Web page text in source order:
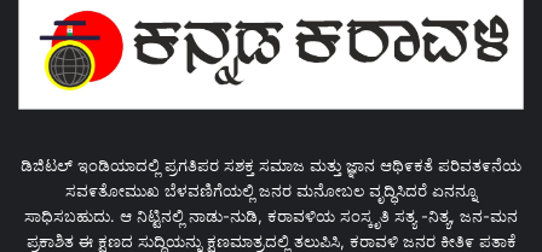
ಡಿಜಿಟಲ್ ಇಂಡಿಯಾದಲ್ಲಿ ಪ್ರಗತಿಪರ ಸಶಕ್ತ ಸಮಾಜ ಮತ್ತು ಜ್ಞಾನ ಆಥಿ೯ಕತೆ ಪರಿವತ೯ನೆಯ
ಸವ೯ತೋಮುಖ ಬೆಳವಣಿಗೆಯಲ್ಲಿ ಜನರ ಮನೋಬಲ ವೃದ್ಧಿಸಿದರೆ ಏನನ್ನೂ
ಸಾಧಿಸಬಹುದು. ಆ ನಿಟ್ಟಿನಲ್ಲಿ ನಾಡು-ನುಡಿ, ಕರಾವಳಿಯ ಸಂಸ್ಕೃತಿ ಸತ್ಯ -ನಿತ್ಯ, ಜನ-ಮನ
ಪ್ರಕಾಶಿತ ಈ ಕ್ಷಣದ ಸುದ್ಧಿಯನ್ನು ಕ್ಷಣಮಾತ್ರದಲ್ಲಿ ತಲುಪಿಸಿ, ಕರಾವಳಿ ಜನರ ಕೀತಿ೯ ಪತಾಕೆ